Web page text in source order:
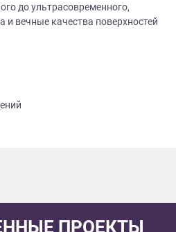
до ультрасовременного,
и вечные качества поверхностей
ПРОЕКТЫ